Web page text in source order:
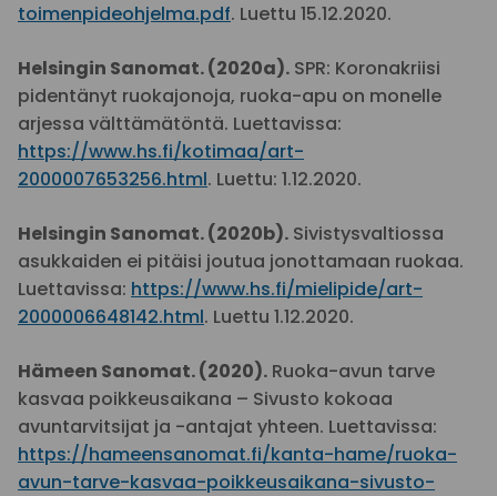
toimenpideohjelma.pdf. Luettu 15.12.2020.
Helsingin Sanomat. (2020a). SPR: Koronakriisi
pidentänyt ruokajonoja, ruoka-apu on monelle
arjessa välttämätöntä. Luettavissa:
https://www.hs.fi/kotimaa/art-
2000007653256.html. Luettu: 1.12.2020.
Helsingin Sanomat. (2020b). Sivistysvaltiossa
asukkaiden ei pitäisi joutua jonottamaan ruokaa.
Luettavissa: https://www.hs.fi/mielipide/art-
2000006648142.html. Luettu 1.12.2020.
Hämeen Sanomat. (2020). Ruoka-avun tarve
kasvaa poikkeusaikana – Sivusto kokoaa
avuntarvitsijat ja -antajat yhteen. Luettavissa:
https://hameensanomat.fi/kanta-hame/ruoka-
avun-tarve-kasvaa-poikkeusaikana-sivusto-